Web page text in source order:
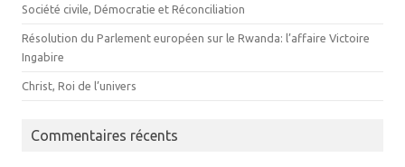
Société civile, Démocratie et Réconciliation
Résolution du Parlement européen sur le Rwanda: l’affaire Victoire
Ingabire
Christ, Roi de l’univers
Commentaires récents